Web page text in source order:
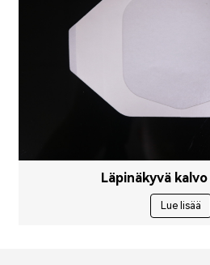
Läpinäkyvä
Lue lisää